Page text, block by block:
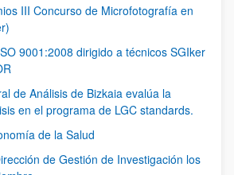
III Concurso de Microfotografía en
9001:2008 dirigido a técnicos SGIker
de Análisis de Bizkaia evalúa la
en el programa de LGC standards.
de la Salud
de Gestión de Investigación los